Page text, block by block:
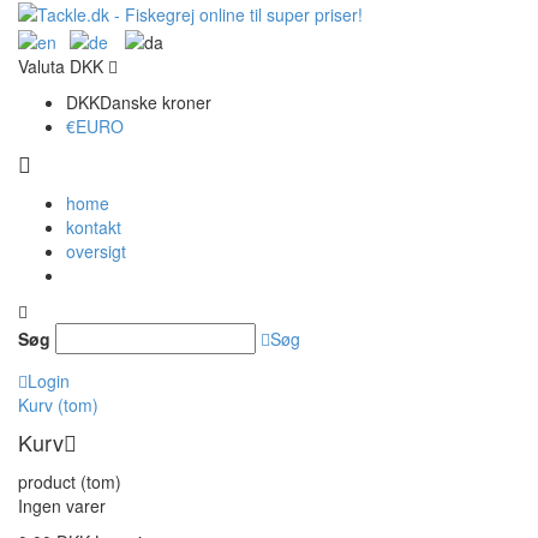
Valuta DKK
DKKDanske kroner
€EURO
home
kontakt
oversigt
Søg
Søg
Login
Kurv (tom)
Kurv
product (tom)
Ingen varer